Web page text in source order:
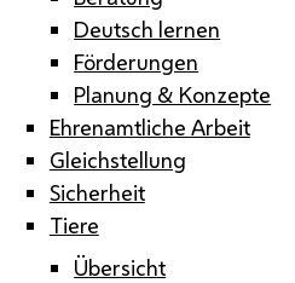
Deutsch lernen
Förderungen
Planung & Konzepte
Ehrenamtliche Arbeit
Gleichstellung
Sicherheit
Tiere
Übersicht